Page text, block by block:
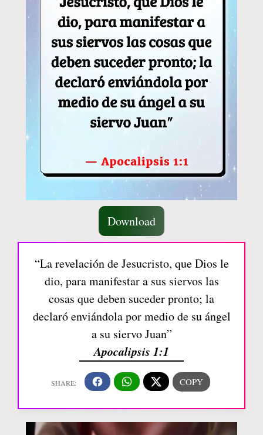
Download
“La revelación de Jesucristo, que Dios le
dio, para manifestar a sus siervos las
cosas que deben suceder pronto; la
declaró enviándola por medio de su ángel
a su siervo Juan”
Apocalipsis 1:1